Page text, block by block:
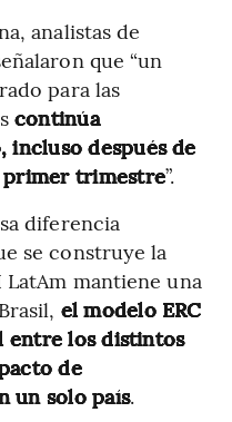
analistas de
que “un
para las
continúa
incluso después de
primer trimestre”.
diferencia
se construye la
mantiene una
el modelo ERC
entre los distintos
de
un solo país.